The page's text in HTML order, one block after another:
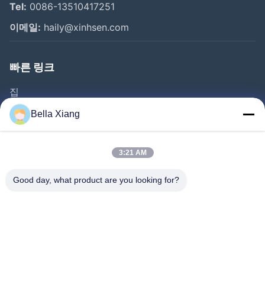
Tel: 0086-13510417251
이메일: haily@xinhsen.com
빠른 링크
집
제품 소개
동영상
공장 투어
Bella Xiang
3:21 AM
Good day, what product are you looking for?